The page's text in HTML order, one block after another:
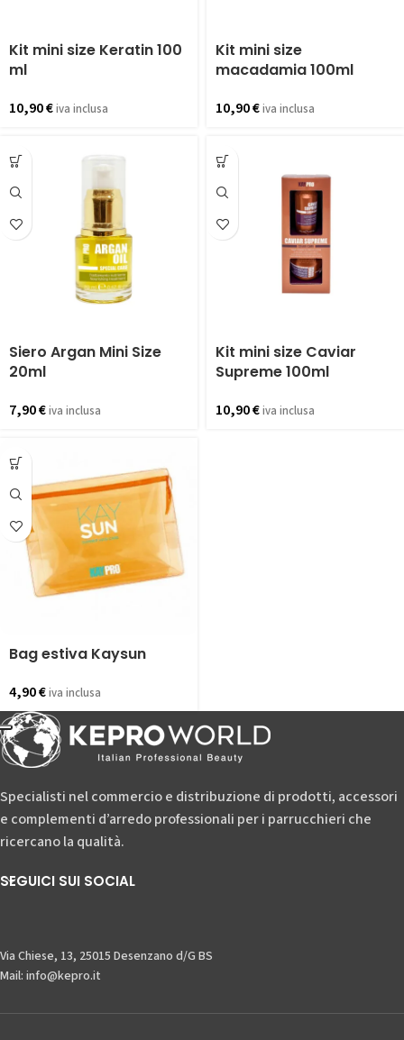
Kit mini size Keratin 100
ml
10,90€iva inclusa
Kit mini size
macadamia 100ml
10,90€iva inclusa
Siero Argan Mini Size
20ml
7,90€iva inclusa
Kit mini size Caviar
Supreme 100ml
10,90€iva inclusa
Bag estiva Kaysun
4,90€iva inclusa
Specialisti nel commercio e distribuzione di prodotti, accessori
e complementi d’arredo professionali per i parrucchieri che
ricercano la qualità.
SEGUICI SUI SOCIAL
Via Chiese, 13, 25015 Desenzano d/G BS
Mail: info@kepro.it